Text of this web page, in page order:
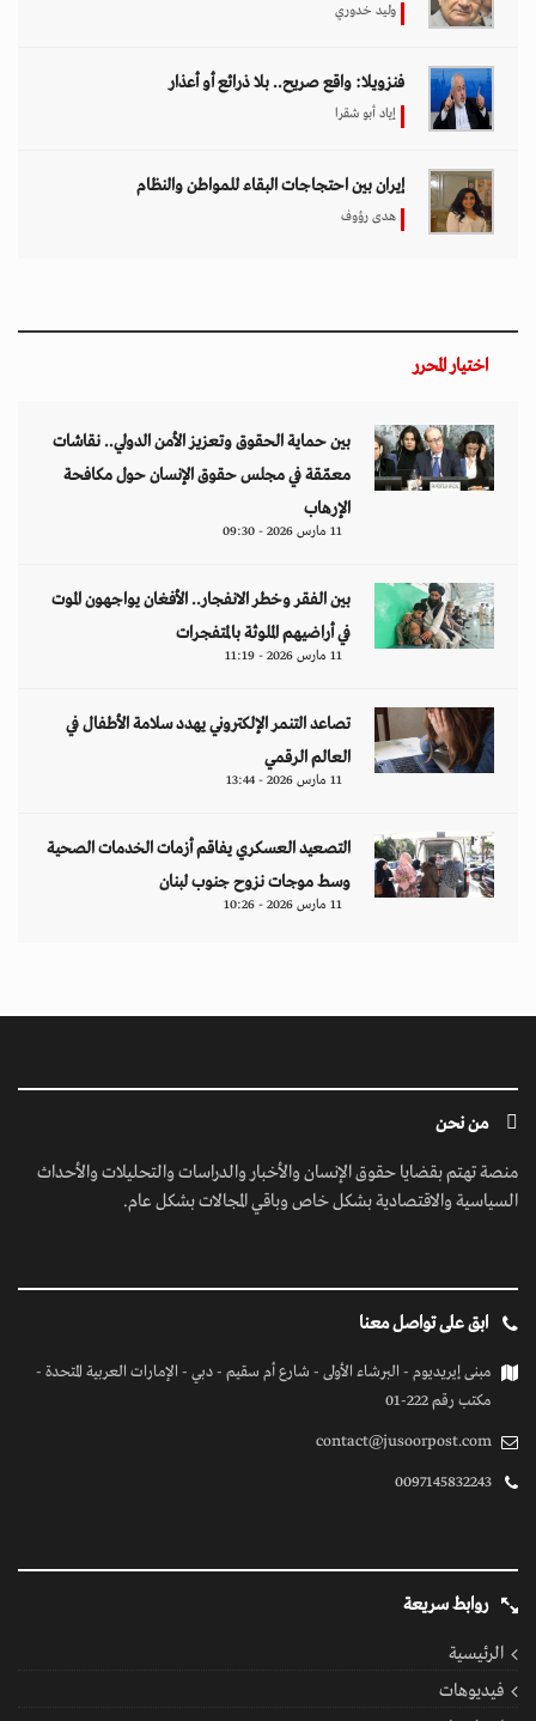
وليد خدوري
فنزويلا: واقع صريح.. بلا ذرائع أو أعذار
إياد أبو شقرا
إيران بين احتجاجات البقاء للمواطن والنظام
هدى رؤوف
اختيار المحرر
بين حماية الحقوق وتعزيز الأمن الدولي.. نقاشات
معمّقة في مجلس حقوق الإنسان حول مكافحة
الإرهاب
11 مارس 2026 - 09:30
بين الفقر وخطر الانفجار.. الأفغان يواجهون الموت
في أراضيهم الملوثة بالمتفجرات
11 مارس 2026 - 11:19
تصاعد التنمر الإلكتروني يهدد سلامة الأطفال في
العالم الرقمي
11 مارس 2026 - 13:44
التصعيد العسكري يفاقم أزمات الخدمات الصحية
وسط موجات نزوح جنوب لبنان
11 مارس 2026 - 10:26
من نحن
منصة تهتم بقضايا حقوق الإنسان والأخبار والدراسات والتحليلات والأحداث
السياسية والاقتصادية بشكل خاص وباقي المجالات بشكل عام.
ابق على تواصل معنا
مبنى إيريديوم - البرشاء الأولى - شارع أم سقيم - دبي - الإمارات العربية المتحدة -
مكتب رقم 222-01
contact@jusoorpost.com
0097145832243
روابط سريعة
الرئيسية
فيديوهات